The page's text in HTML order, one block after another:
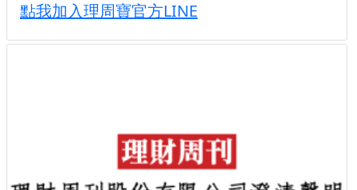
點我加入理周寶官方LINE